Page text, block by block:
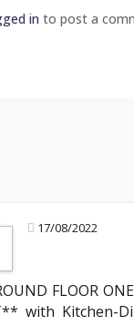
in to post a
17/08/2022
FLOOR
with Kitchen-
R